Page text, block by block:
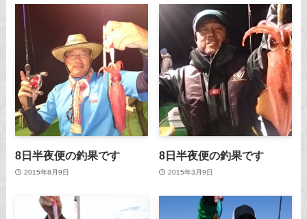
8日半夜便の釣果です
2015年8月9日
8日半夜便の釣果です
2015年3月9日